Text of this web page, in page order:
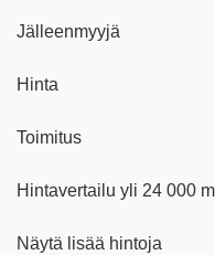
Jälleenmyyjä
Hinta
Toimitus
Hintavertailu yli 24 000
Näytä lisää hintoja